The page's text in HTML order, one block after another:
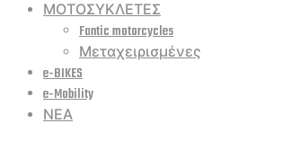
ΜΟΤΟΣΥΚΛΕΤΕΣ
Fantic motorcycles
Μεταχειρισμένες
e-BIKES
e-Mobility
ΝΕΑ